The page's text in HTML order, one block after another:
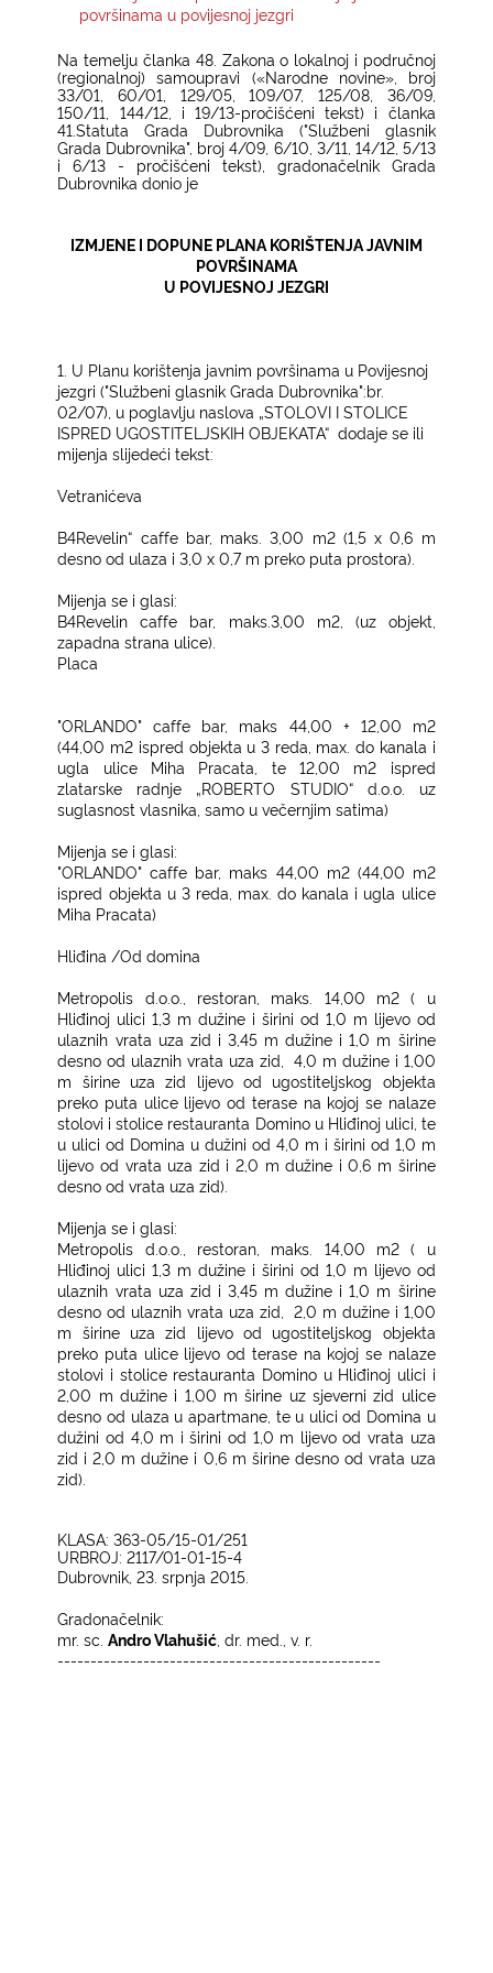
KONTAKTI
površinama u povijesnoj jezgri
Na temelju članka 48. Zakona o lokalnoj i područnoj
(regionalnoj) samoupravi («Narodne novine», broj
33/01, 60/01, 129/05, 109/07, 125/08, 36/09,
150/11, 144/12, i 19/13-pročišćeni tekst) i članka
41.Statuta Grada Dubrovnika ("Službeni glasnik
Grada Dubrovnika", broj 4/09, 6/10, 3/11, 14/12, 5/13
i 6/13 - pročišćeni tekst), gradonačelnik Grada
Dubrovnika donio je
IZMJENE I DOPUNE PLANA KORIŠTENJA JAVNIM
POVRŠINAMA
U POVIJESNOJ JEZGRI
1. U Planu korištenja javnim površinama u Povijesnoj
jezgri ("Službeni glasnik Grada Dubrovnika":br.
02/07), u poglavlju naslova „STOLOVI I STOLICE
ISPRED UGOSTITELJSKIH OBJEKATA“ dodaje se ili
mijenja slijedeći tekst:
Vetranićeva
B4Revelin“ caffe bar, maks. 3,00 m2 (1,5 x 0,6 m
desno od ulaza i 3,0 x 0,7 m preko puta prostora).
Mijenja se i glasi:
B4Revelin caffe bar, maks.3,00 m2, (uz objekt,
zapadna strana ulice).
Placa
"ORLANDO" caffe bar, maks 44,00 + 12,00 m2
(44,00 m2 ispred objekta u 3 reda, max. do kanala i
ugla ulice Miha Pracata, te 12,00 m2 ispred
zlatarske radnje „ROBERTO STUDIO“ d.o.o. uz
suglasnost vlasnika, samo u večernjim satima)
Mijenja se i glasi:
"ORLANDO" caffe bar, maks 44,00 m2 (44,00 m2
ispred objekta u 3 reda, max. do kanala i ugla ulice
Miha Pracata)
Hliđina /Od domina
Metropolis d.o.o., restoran, maks. 14,00 m2 ( u
Hliđinoj ulici 1,3 m dužine i širini od 1,0 m lijevo od
ulaznih vrata uza zid i 3,45 m dužine i 1,0 m širine
desno od ulaznih vrata uza zid,
4,0 m dužine i 1,00
m širine uza zid lijevo od ugostiteljskog objekta
preko puta ulice lijevo od terase na kojoj se nalaze
stolovi i stolice restauranta Domino u Hliđinoj ulici, te
u ulici od Domina u dužini od 4,0 m i širini od 1,0 m
lijevo od vrata uza zid i 2,0 m dužine i 0,6 m širine
desno od vrata uza zid).
Mijenja se i glasi:
Metropolis d.o.o., restoran, maks. 14,00 m2 ( u
Hliđinoj ulici 1,3 m dužine i širini od 1,0 m lijevo od
ulaznih vrata uza zid i 3,45 m dužine i 1,0 m širine
desno od ulaznih vrata uza zid,
2,0 m dužine i 1,00
m širine uza zid lijevo od ugostiteljskog objekta
preko puta ulice lijevo od terase na kojoj se nalaze
stolovi i stolice restauranta Domino u Hliđinoj ulici i
2,00 m dužine i 1,00 m širine uz sjeverni zid ulice
desno od ulaza u apartmane, te u ulici od Domina u
dužini od 4,0 m i širini od 1,0 m lijevo od vrata uza
zid i 2,0 m dužine i 0,6 m širine desno od vrata uza
zid).
KLASA: 363-05/15-01/251
URBROJ: 2117/01-01-15-4
Dubrovnik, 23. srpnja 2015.
Gradonačelnik:
mr. sc.Andro Vlahušić , dr. med., v. r.
-------------------------------------------------